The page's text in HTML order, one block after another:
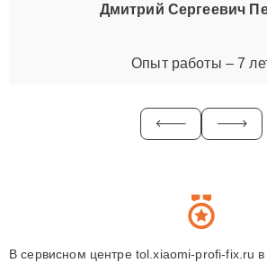
Дмитрий Сергеевич
Опыт работы – 7
В сервисном центре tol.xiaomi-profi-fix.ru